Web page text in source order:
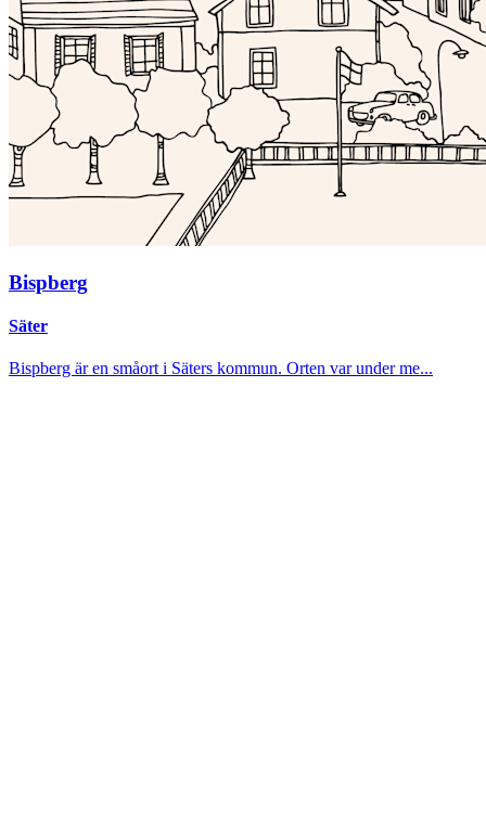
Bispberg
Säter
Bispberg är en småort i Säters kommun. Orten var under me...